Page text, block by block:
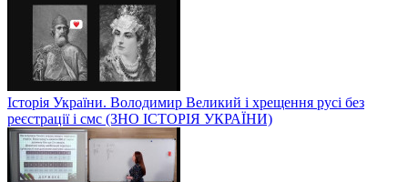
Історія України. Володимир Великий і хрещення русі без
реєстрації і смс (ЗНО ІСТОРІЯ УКРАЇНИ)